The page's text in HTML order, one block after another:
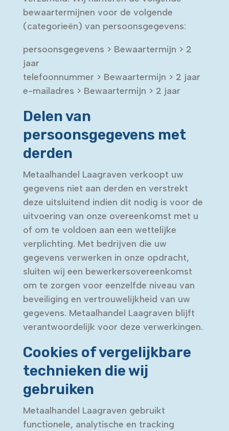
bewaartermijnen voor de volgende
(categorieën) van persoonsgegevens:
persoonsgegevens > Bewaartermijn > 2
jaar
telefoonnummer > Bewaartermijn > 2 jaar
e-mailadres > Bewaartermijn > 2 jaar
Delen van
persoonsgegevens met
derden
Metaalhandel Laagraven verkoopt uw
gegevens niet aan derden en verstrekt
deze uitsluitend indien dit nodig is voor de
uitvoering van onze overeenkomst met u
of om te voldoen aan een wettelijke
verplichting. Met bedrijven die uw
gegevens verwerken in onze opdracht,
sluiten wij een bewerkersovereenkomst
om te zorgen voor eenzelfde niveau van
beveiliging en vertrouwelijkheid van uw
gegevens. Metaalhandel Laagraven blijft
verantwoordelijk voor deze verwerkingen.
Cookies of vergelijkbare
technieken die wij
gebruiken
Metaalhandel Laagraven gebruikt
functionele, analytische en tracking